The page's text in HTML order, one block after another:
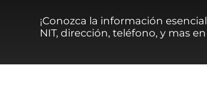
¡Conozca la información
NIT, dirección, teléfono, y mas